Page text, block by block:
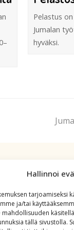
Hallinnoi
tarjoamiseksi
ja/tai
mahdollisuuden
tällä sivustolla.
Pelastus
Jumalan
hyväksi.